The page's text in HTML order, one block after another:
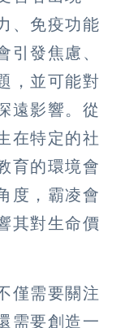
、免疫功能
引發焦慮、
，並可能對
遠影響。從
在特定的社
育的環境會
度，霸凌會
其對生命價
僅需要關注
需要創造一